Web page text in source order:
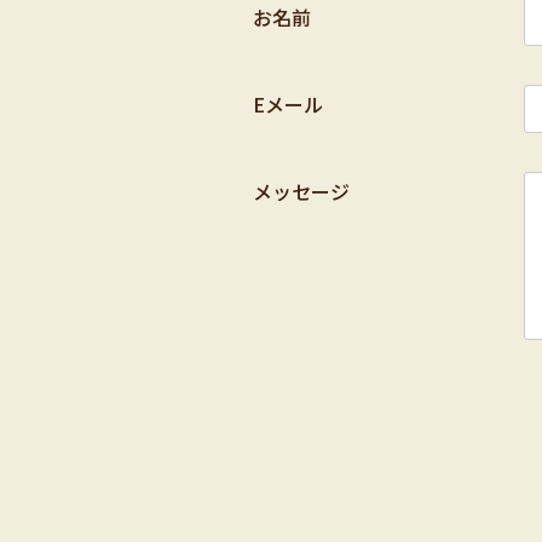
お名前
Eメール
メッセージ